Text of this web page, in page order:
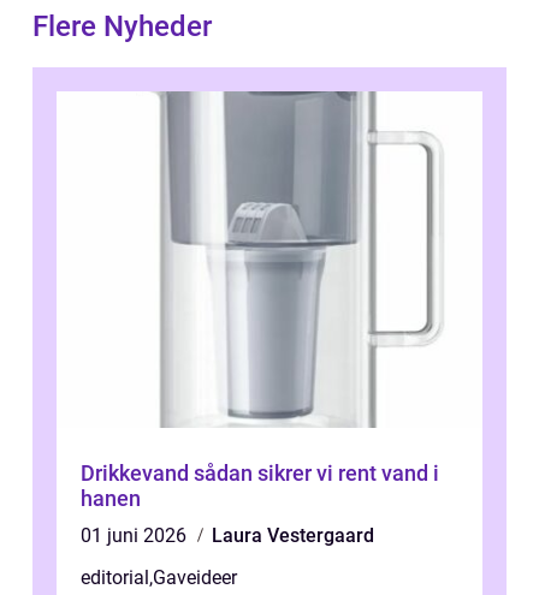
Flere Nyheder
Drikkevand sådan sikrer vi rent vand i
hanen
01 juni 2026
Laura Vestergaard
editorial,Gaveideer